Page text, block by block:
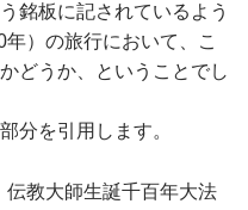
銘板に記されているよう
）の旅行において、こ
どうか、ということでし
分を引用します。
教大師生誕千百年大法